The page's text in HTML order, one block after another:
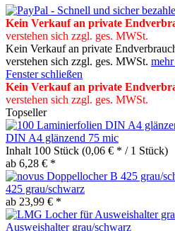
Kein Verkauf an private
verstehen sich zzgl. ges. MWSt.
Kein Verkauf an private
verstehen sich zzgl. ges. MWSt.
Fenster schließen
Kein Verkauf an private
verstehen sich zzgl. ges. MWSt.
Topseller
DIN A4 glänzend 75 mic
Inhalt 100 Stück (0,06 € * / 1 Stück)
ab 6,28 € *
425 grau/schwarz
ab 23,99 € *
Ausweishalter grau/schwarz